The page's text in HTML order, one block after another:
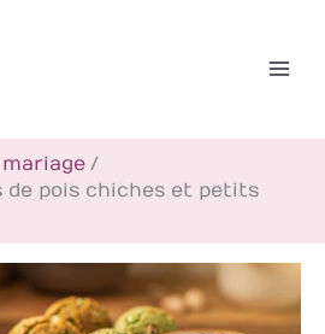
de pois chiches et petits